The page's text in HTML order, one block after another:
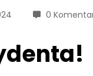
0